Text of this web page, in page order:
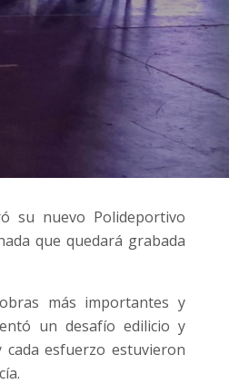
su nuevo Polideportivo
que quedará grabada
más importantes y
un desafío edilicio y
cada esfuerzo estuvieron